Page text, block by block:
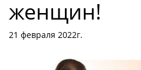
женщин!
21 февраля 2022г.